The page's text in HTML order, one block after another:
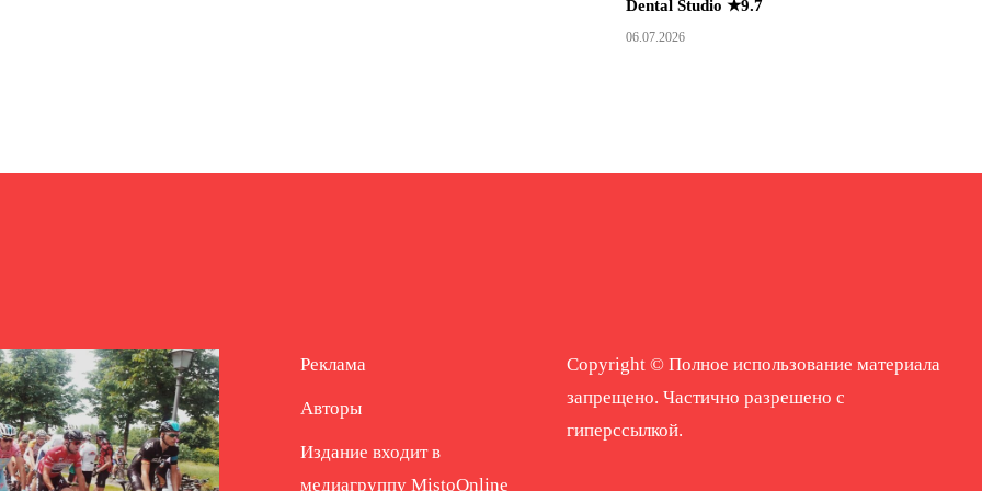
Dental Studio ★9.7
06.07.2026
Реклама
Авторы
Издание входит в
медиагруппу MistoOnline
Copyright © Полное использование материала
запрещено. Частично разрешено с
гиперссылкой.